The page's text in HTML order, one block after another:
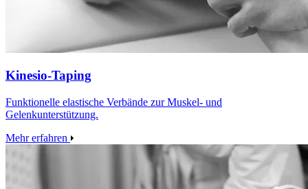
Kinesio‑Taping
Funktionelle elastische Verbände zur Muskel‑ und
Gelenkunterstützung.
Mehr erfahren